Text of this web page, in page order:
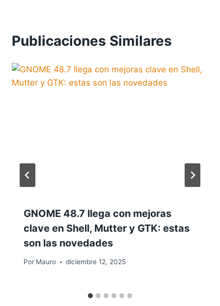
Publicaciones Similares
GNOME 48.7 llega con mejoras
clave en Shell, Mutter y GTK: estas
son las novedades
Por Mauro diciembre 12, 2025